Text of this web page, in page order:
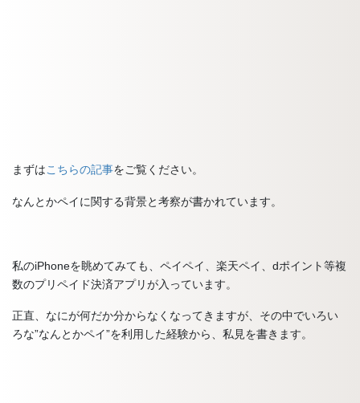
まずはこちらの記事をご覧ください。
なんとかペイに関する背景と考察が書かれています。
私のiPhoneを眺めてみても、ペイペイ、楽天ペイ、dポイント等複
数のプリペイド決済アプリが入っています。
正直、なにが何だか分からなくなってきますが、その中でいろい
ろな”なんとかペイ”を利用した経験から、私見を書きます。